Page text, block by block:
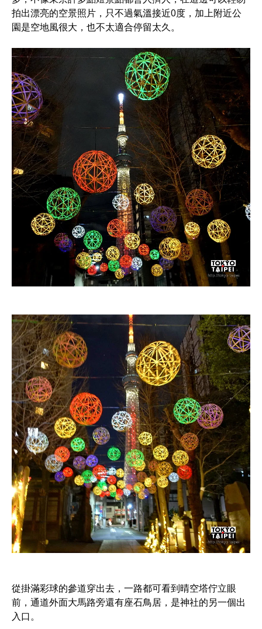
拍出漂亮的空景照片，只不過氣溫接近0度，加上附近公
園是空地風很大，也不太適合停留太久。
從掛滿彩球的參道穿出去，一路都可看到晴空塔佇立眼
前，通道外面大馬路旁還有座石鳥居，是神社的另一個出
入口。